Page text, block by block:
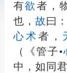
有欲者，
也， 故 曰
心术者，
（《管子•
中，如同